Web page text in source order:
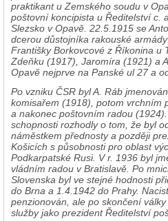
praktikant u Zemského soudu v
poštovní koncipista u Ředitelství c.
Slezsko v Opavě. 22.5.1915 se
dcerou důstojníka rakouské
Františky Borkovcové z Říkonina u
Zdeňku (1917), Jaromíra (1921) a
Opavě nejprve na Panské ul 27 a
Po vzniku ČSR byl A. Ráb
komisařem (1918), potom vrchním
a nakonec poštovním radou
schopnosti rozhodly o tom, že byl
náměstkem přednosty a později
Košicích s působnosti pro oblast
Podkarpatské Rusi. V r. 1936 byl
vládním radou v Bratislavě. Po
Slovenska byl ve stejné hodnosti
do Brna a 1.4.1942 do Prahy.
penzionován, ale po skončení
služby jako prezident Ředitelství